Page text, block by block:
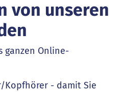
von unseren
ganzen Online-
Kopfhörer - damit Sie